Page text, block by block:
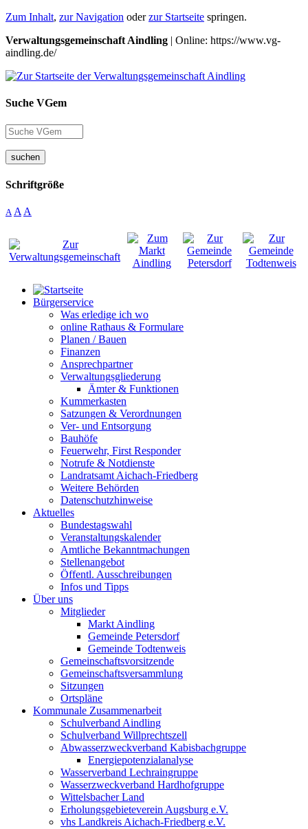
Zum Inhalt, zur Navigation oderzur Startseite springen.
Verwaltungsgemeinschaft Aindling | Online: https://www.vg-
aindling.de/
Suche VGem
suchen
Schriftgröße
A A A
Bürgerservice
Was erledige ich wo
online Rathaus & Formulare
Planen / Bauen
Finanzen
Ansprechpartner
Verwaltungsgliederung
Ämter & Funktionen
Kummerkasten
Satzungen & Verordnungen
Ver- und Entsorgung
Bauhöfe
Feuerwehr, First Responder
Notrufe & Notdienste
Landratsamt Aichach-Friedberg
Weitere Behörden
Datenschutzhinweise
Aktuelles
Bundestagswahl
Veranstaltungskalender
Amtliche Bekanntmachungen
Stellenangebot
Öffentl. Ausschreibungen
Infos und Tipps
Über uns
Mitglieder
Markt Aindling
Gemeinde Petersdorf
Gemeinde Todtenweis
Gemeinschaftsvorsitzende
Gemeinschaftsversammlung
Sitzungen
Ortspläne
Kommunale Zusammenarbeit
Schulverband Aindling
Schulverband Willprechtszell
Abwasserzweckverband Kabisbachgruppe
Energiepotenzialanalyse
Wasserverband Lechraingruppe
Wasserzweckverband Hardhofgruppe
Wittelsbacher Land
Erholungsgebieteverein Augsburg e.V.
vhs Landkreis Aichach-Friedberg e.V.